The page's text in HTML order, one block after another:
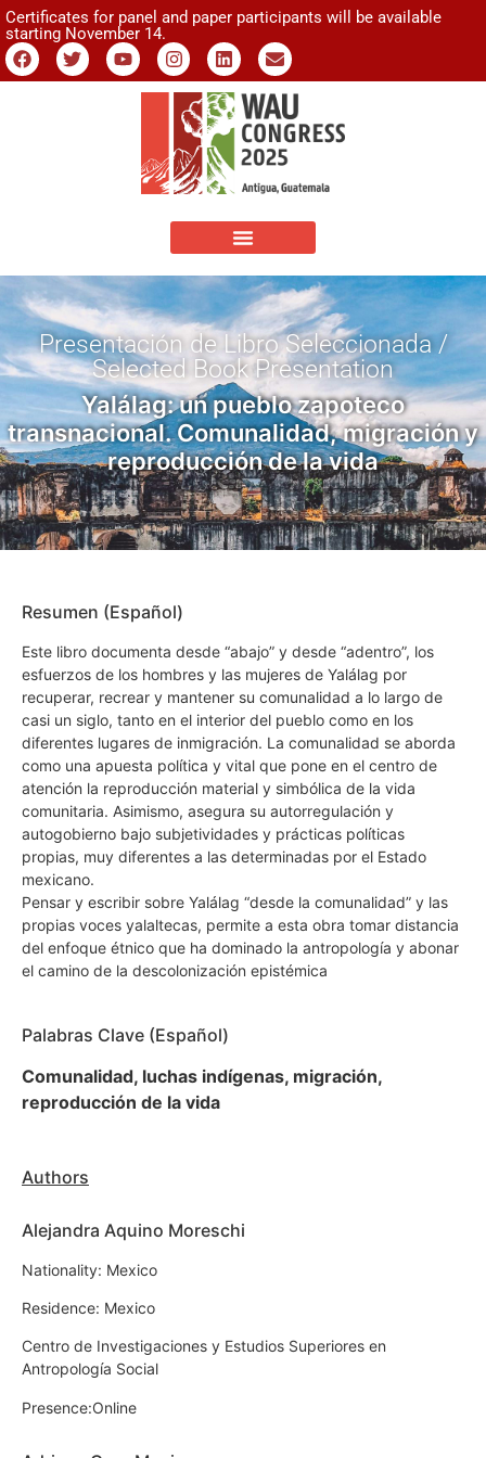
Certificates for panel and paper participants will be available
starting November 14.
Presentación de Libro Seleccionada /
Selected Book Presentation
Yalálag: un pueblo zapoteco
transnacional. Comunalidad, migración y
reproducción de la vida
Resumen (Español)
Este libro documenta desde “abajo” y desde “adentro”, los
esfuerzos de los hombres y las mujeres de Yalálag por
recuperar, recrear y mantener su comunalidad a lo largo de
casi un siglo, tanto en el interior del pueblo como en los
diferentes lugares de inmigración. La comunalidad se aborda
como una apuesta política y vital que pone en el centro de
atención la reproducción material y simbólica de la vida
comunitaria. Asimismo, asegura su autorregulación y
autogobierno bajo subjetividades y prácticas políticas
propias, muy diferentes a las determinadas por el Estado
mexicano.
Pensar y escribir sobre Yalálag “desde la comunalidad” y las
propias voces yalaltecas, permite a esta obra tomar distancia
del enfoque étnico que ha dominado la antropología y abonar
el camino de la descolonización epistémica
Palabras Clave (Español)
Comunalidad, luchas indígenas, migración,
reproducción de la vida
Authors
Alejandra Aquino Moreschi
Nationality: Mexico
Residence: Mexico
Centro de Investigaciones y Estudios Superiores en
Antropología Social
Presence:Online